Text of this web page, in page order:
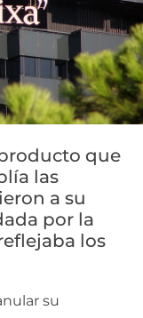
que
las
a su
por la
los
su